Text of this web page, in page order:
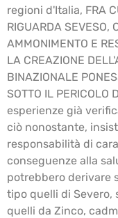
regioni d'Italia, FRA
RIGUARDA SEVESO,
AMMONIMENTO E
LA CREAZIONE
BINAZIONALE
SOTTO IL PERICOLO
esperienze già
ciò nonostante,
responsabilità di
conseguenze alla
potrebbero derivare
tipo quelli di Severo,
quelli da Zinco,